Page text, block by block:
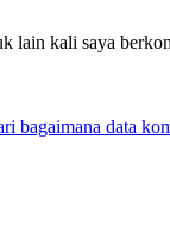
lain kali saya
bagaimana data